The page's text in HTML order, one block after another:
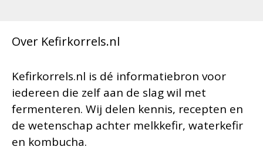
Over Kefirkorrels.nl
Kefirkorrels.nl is dé informatiebron voor
iedereen die zelf aan de slag wil met
fermenteren. Wij delen kennis, recepten en
de wetenschap achter melkkefir, waterkefir
en kombucha.